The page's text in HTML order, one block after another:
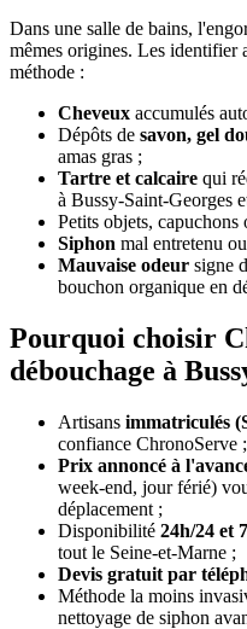
Dans une salle de bains,
mêmes origines. Les identifier
méthode :
Cheveux accumulés
Dépôts de savon, gel
amas gras ;
Tartre et calcaire qui
à Bussy-Saint-Georges
Petits objets, capuchons
Siphon mal entretenu ou
Mauvaise odeur signe
bouchon organique en
Pourquoi choisir
débouchage à
Artisans immatriculés
confiance ChronoServe ;
Prix annoncé à
week-end, jour férié)
déplacement ;
Disponibilité 24h/24 et
tout le Seine-et-Marne ;
Devis gratuit par
Méthode la moins
nettoyage de siphon